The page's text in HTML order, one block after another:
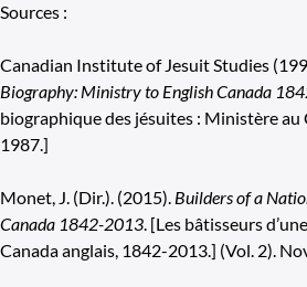
Sources :
Canadian Institute of Jesuit Studies
Biography: Ministry to English Canada
biographique des jésuites : Ministère au
1987.]
Monet, J. (Dir.). (2015). Builders of a
Canada 1842-2013. [Les bâtisseurs
Canada anglais, 1842-2013.] (Vol. 2).